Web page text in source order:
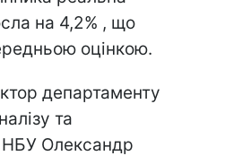
на 4,2% , що
оцінкою.
департаменту
та
НБУ Олександр